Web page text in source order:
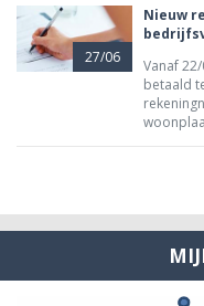
27/06
Nieuw
Vanaf
betaald